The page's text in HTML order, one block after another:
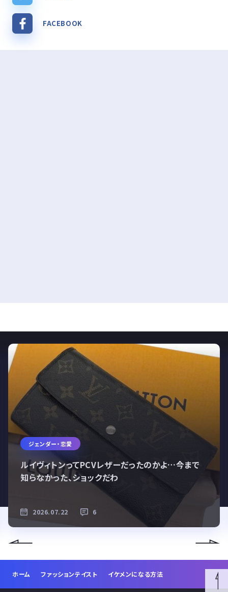
FACEBOOK
ジェンダー・恋愛
ルイヴィトンってPCVレザーだったのかよ…今まで
知らなかった、ショックだわ
2026.07.22 6
ホーム ファッションテイスト イケメンになる方法